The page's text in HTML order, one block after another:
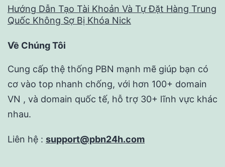
Hướng Dẫn Tạo Tài Khoản Và Tự Đặt Hàng Trung
Quốc Không Sợ Bị Khóa Nick
Về Chúng Tôi
Cung cấp thệ thống PBN mạnh mẽ giúp bạn có
cơ vào top nhanh chống, với hơn 100+ domain
VN , và domain quốc tế, hỗ trợ 30+ lĩnh vực khác
nhau.
Liên hệ : support@pbn24h.com